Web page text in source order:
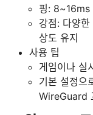
핑: 8~16ms
강점: 다양
상도 유지
사용 팁
게임이나 실
기본 설정으
WireGuard